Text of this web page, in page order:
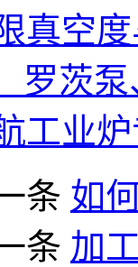
真空
罗茨
工业
条 如
条 加